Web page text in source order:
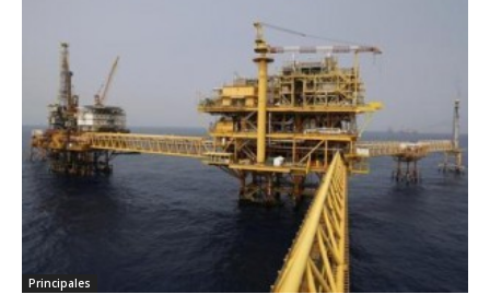
Principales